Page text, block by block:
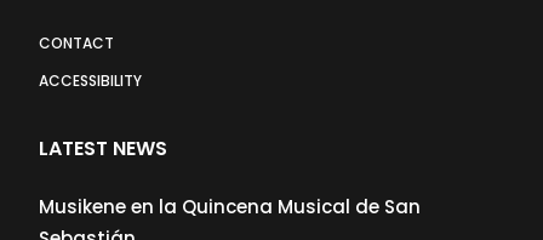
CONTACT
ACCESSIBILITY
LATEST NEWS
Musikene en la Quincena Musical de San